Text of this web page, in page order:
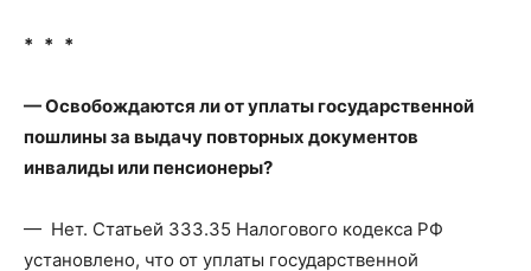
* * *
— Освобождаются ли от уплаты государственной
пошлины за выдачу повторных документов
инвалиды или пенсионеры?
— Нет. Статьей 333.35 Налогового кодекса РФ
установлено, что от уплаты государственной